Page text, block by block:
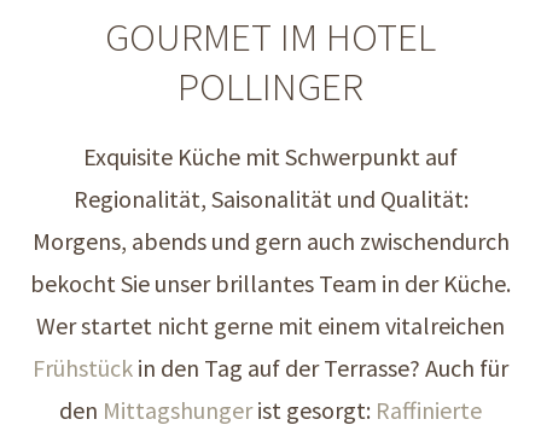
GOURMET IM HOTEL
POLLINGER
Exquisite Küche mit Schwerpunkt auf
Regionalität, Saisonalität und Qualität:
Morgens, abends und gern auch zwischendurch
bekocht Sie unser brillantes Team in der Küche.
Wer startet nicht gerne mit einem vitalreichen
Frühstück in den Tag auf der Terrasse? Auch für
den Mittagshungerist gesorgt: Raffinierte